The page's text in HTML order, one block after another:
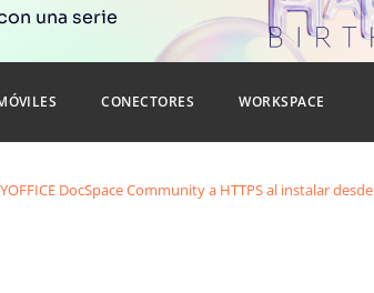
una serie
CONECTORES WORKSPACE
DocSpace Community a HTTPS al instalar desde